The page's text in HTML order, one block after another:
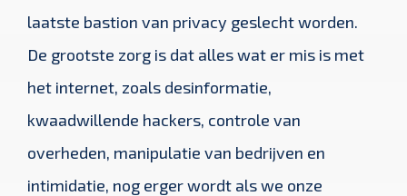
laatste bastion van privacy geslecht worden.
De grootste zorg is dat alles wat er mis is met
het internet, zoals desinformatie,
kwaadwillende hackers, controle van
overheden, manipulatie van bedrijven en
intimidatie, nog erger wordt als we onze